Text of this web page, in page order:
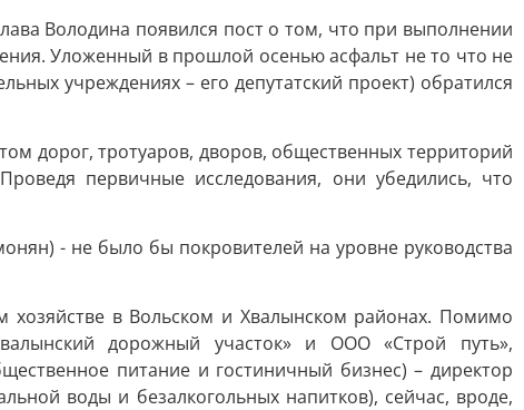
Володина появился пост о том, что при выполнении
Уложенный в прошлой осенью асфальт не то что не
учреждениях – его депутатский проект) обратился
дорог, тротуаров, дворов, общественных территорий
первичные исследования, они убедились, что
- не было бы покровителей на уровне руководства
в Вольском и Хвалынском районах. Помимо
дорожный участок» и ООО «Строй путь»,
питание и гостиничный бизнес) – директор
воды и безалкогольных напитков), сейчас, вроде,